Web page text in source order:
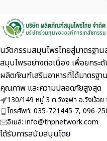
นวัตกรรมสมุนไพรไทยสู่มาตรฐ
สมุนไพรอย่างต่อเนื่อง เพื่อยกระ
ผลิตภัณฑ์เสริมอาหารที่ได้มา
คุณภาพ และความปลอดภัยสูงสุด
130/149 หมู่ 3 ต.วังจุฬา อ.วังน้อย
โทรศัพท์: 035-721445-7, 096-
อีเมล์: info@thpnetwork.com
ได้รับการสนับสนุนโดย